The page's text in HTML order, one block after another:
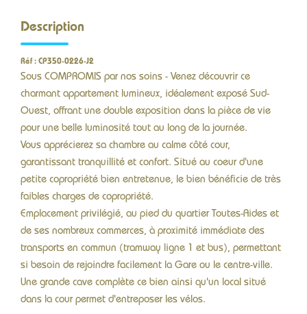
Description
Réf : CP350-0226-J2
Sous COMPROMIS par nos soins - Venez découvrir ce
charmant appartement lumineux, idéalement exposé Sud-
Ouest, offrant une double exposition dans la pièce de vie
pour une belle luminosité tout au long de la journée.
Vous apprécierez sa chambre au calme côté cour,
garantissant tranquillité et confort. Situé au coeur d'une
petite copropriété bien entretenue, le bien bénéficie de très
faibles charges de copropriété.
Emplacement privilégié, au pied du quartier Toutes-Aides et
de ses nombreux commerces, à proximité immédiate des
transports en commun (tramway ligne 1 et bus), permettant
si besoin de rejoindre facilement la Gare ou le centre-ville.
Une grande cave complète ce bien ainsi qu'un local situé
dans la cour permet d'entreposer les vélos.